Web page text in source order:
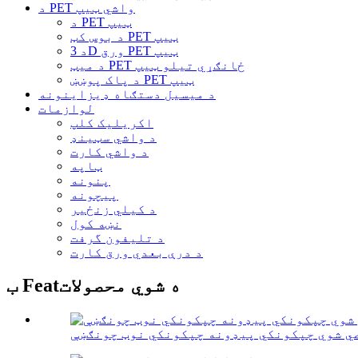
د PET واشي ټیپ
د PET ټیپ
د بوس کټ PET ټیپ
د 3D ورق PET ټیپ
د میټ PET ځانګړي تیلو ټیپ
د پاک پوښښ PET ټیپ
د میسیل دستګاه ډیزاینونه
لوازمات
اکریلیک کلپ
د واشي سټینډ
د واشي کارت
ټاپه
پنونه
پیچونه
د کیلي زنځیر
نښه کول
د تلیفون گرفت
د درې بعدي ورق کارت
ب Featه شوي محصولات
شوي چپکونکي پیډونه چپکونکي نوټ چونګښې